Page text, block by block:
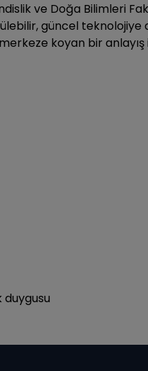
ve Doğa Bilimleri
güncel
koyan bir anlayış
duygusu